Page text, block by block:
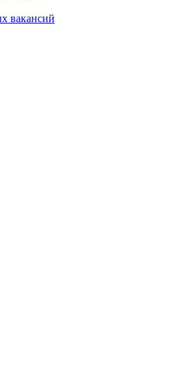
вакансий